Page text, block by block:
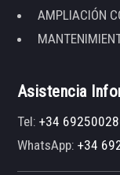
AMPLIACIÓN
Asistencia
Tel:+34
WhatsApp:+34